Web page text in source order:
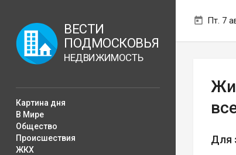
Пт. 7
ВЕСТИ
ПОДМОСКОВЬЯ
НЕДВИЖИМОСТЬ
Картина дня
В Мире
Общество
Происшествия
ЖКХ
Для